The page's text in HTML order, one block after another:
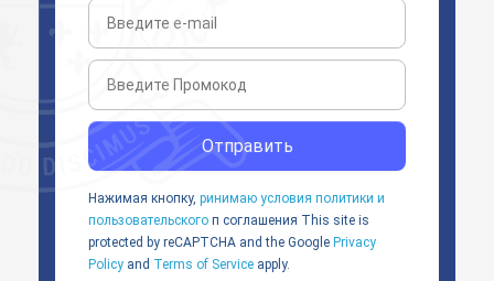
Отправить
Нажимая кнопку, ринимаю условия политики и
пользовательского п соглашения This site is
protected by reCAPTCHA and the Google Privacy
Policy and Terms of Service apply.